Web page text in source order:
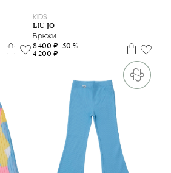
KIDS
LIU JO
Брюки
8 400 ₽- 50 %
4 200 ₽